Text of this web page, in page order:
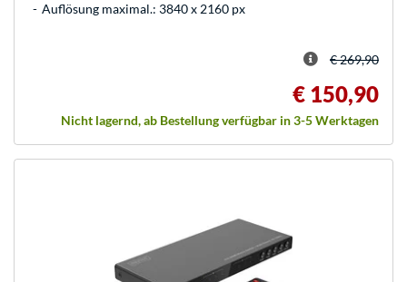
Auflösung maximal.: 3840 x 2160 px
€ 269,90
€ 150,90
Nicht lagernd, ab Bestellung verfügbar in 3-5 Werktagen